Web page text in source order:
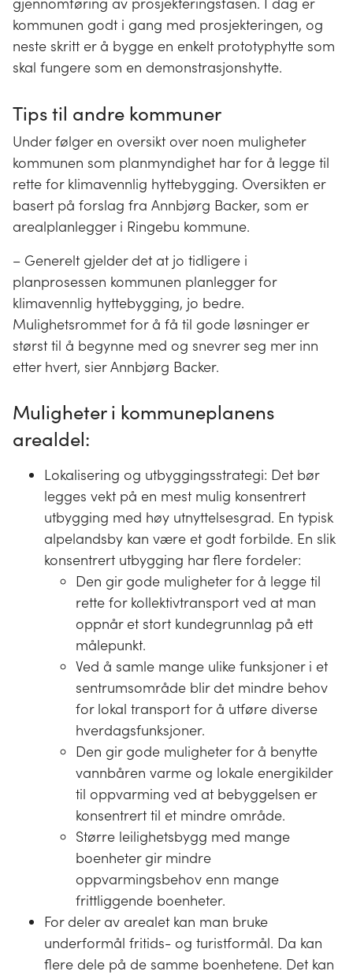
gjennomføring av prosjekteringsfasen. I dag er
kommunen godt i gang med prosjekteringen, og
neste skritt er å bygge en enkelt prototyphytte som
skal fungere som en demonstrasjonshytte.
Tips til andre kommuner
Under følger en oversikt over noen muligheter
kommunen som planmyndighet har for å legge til
rette for klimavennlig hyttebygging. Oversikten er
basert på forslag fra Annbjørg Backer, som er
arealplanlegger i Ringebu kommune.
– Generelt gjelder det at jo tidligere i
planprosessen kommunen planlegger for
klimavennlig hyttebygging, jo bedre.
Mulighetsrommet for å få til gode løsninger er
størst til å begynne med og snevrer seg mer inn
etter hvert, sier Annbjørg Backer.
Muligheter i kommuneplanens
arealdel:
Lokalisering og utbyggingsstrategi: Det bør
legges vekt på en mest mulig konsentrert
utbygging med høy utnyttelsesgrad. En typisk
alpelandsby kan være et godt forbilde. En slik
konsentrert utbygging har flere fordeler:
Den gir gode muligheter for å legge til
rette for kollektivtransport ved at man
oppnår et stort kundegrunnlag på ett
målepunkt.
Ved å samle mange ulike funksjoner i et
sentrumsområde blir det mindre behov
for lokal transport for å utføre diverse
hverdagsfunksjoner.
Den gir gode muligheter for å benytte
vannbåren varme og lokale energikilder
til oppvarming ved at bebyggelsen er
konsentrert til et mindre område.
Større leilighetsbygg med mange
boenheter gir mindre
oppvarmingsbehov enn mange
frittliggende boenheter.
For deler av arealet kan man bruke
underformål fritids- og turistformål. Da kan
flere dele på de samme boenhetene. Det kan